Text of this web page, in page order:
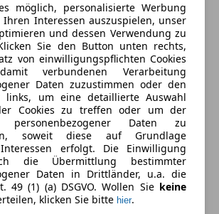
möglich, personalisierte Werbung
Interessen auszuspielen, unser
und dessen Verwendung zu
Sie den Button unten rechts,
von einwilligungspflichten Cookies
verbundenen Verarbeitung
Daten zuzustimmen oder den
links, um eine detaillierte Auswahl
Cookies zu treffen oder um der
personenbezogener Daten zu
soweit diese auf Grundlage
erfolgt. Die Einwilligung
die Übermittlung bestimmter
Daten in Drittländer, u.a. die
49 (1) (a) DSGVO. Wollen Sie keine
klicken Sie bitte hier.